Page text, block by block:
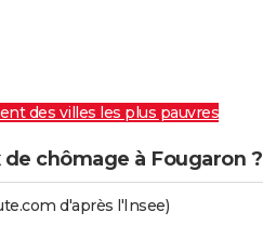
des villes les plus pauvres
chômage à Fougaron ?
d'après l'Insee)